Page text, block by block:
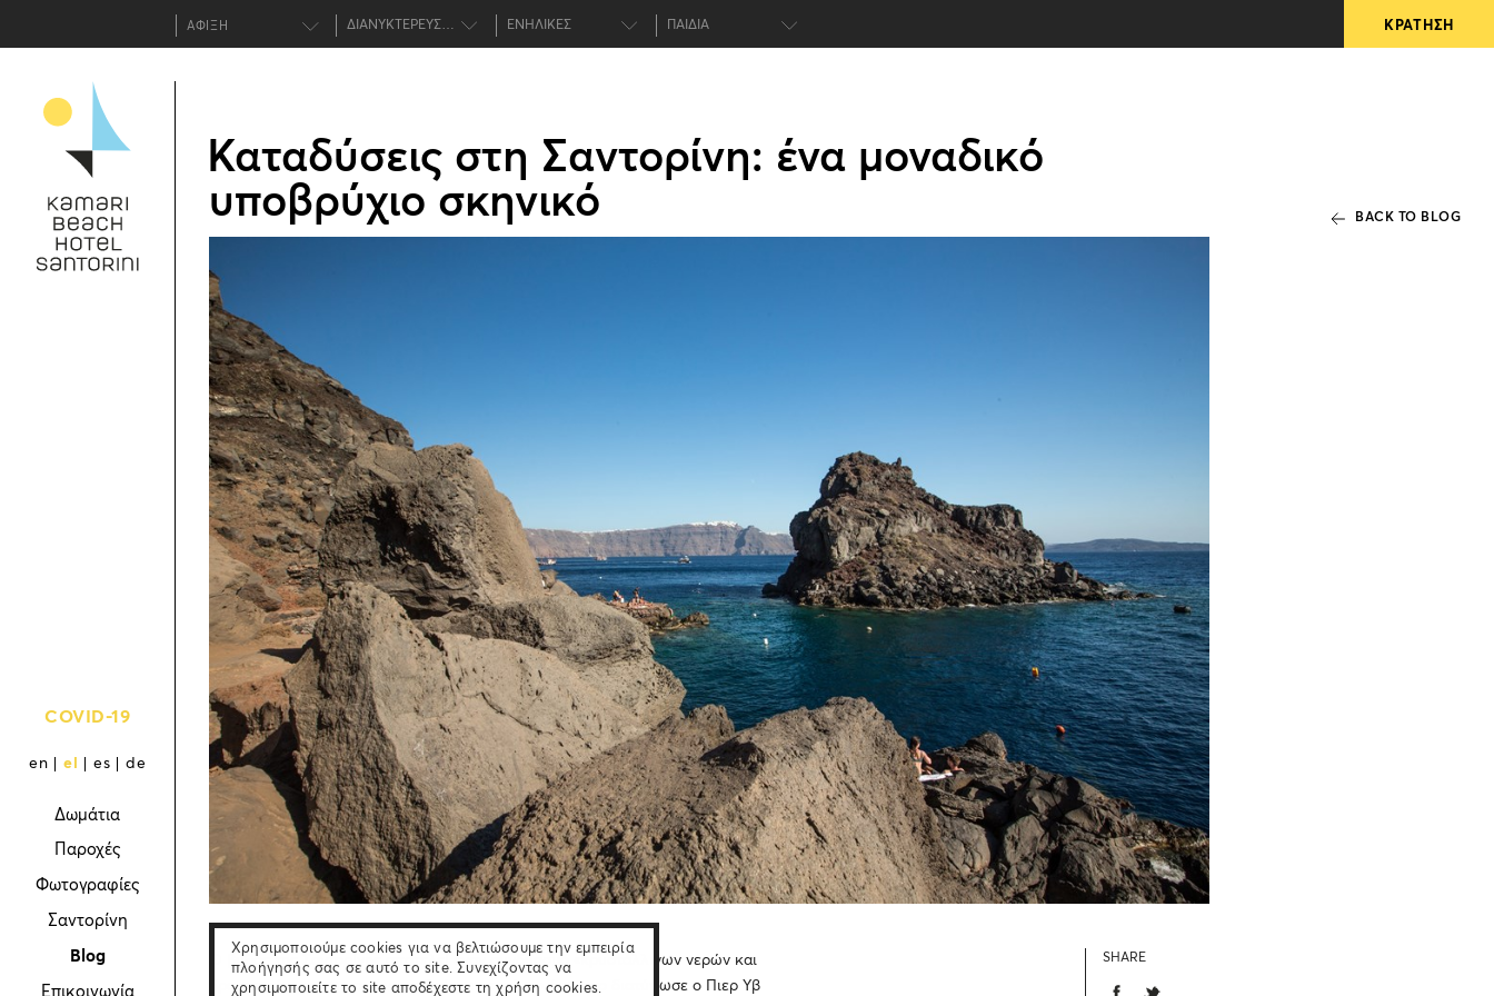
Χρησιμοποιούμε cookies για να βελτιώσουμε την εμπειρία
πλοήγησής σας σε αυτό το site. Συνεχίζοντας να
χρησιμοποιείτε το site αποδέχεστε τη χρήση cookies.
ΔΙΑΝΥΚΤΕΡΕΥΣΕΙΣ ΕΝΗΛΙΚΕΣ ΠΑΙΔΙΑ
COVID-19
en el es de
Δωμάτια
Παροχές
Φωτογραφίες
Σαντορίνη
Blog
Επικοινωνία
Καταδύσεις στη Σαντορίνη: ένα μοναδικό
υποβρύχιο σκηνικό
BACK TO BLOG
Ο βυθός της Σαντορίνης αποτελεί έναν συνδυασμό «κρυστάλλινων νερών και
δραματικά εντυπωσιακών υποβρύχιων τοπίων» όπως το διατύπωσε ο Πιερ Υβ
SHARE